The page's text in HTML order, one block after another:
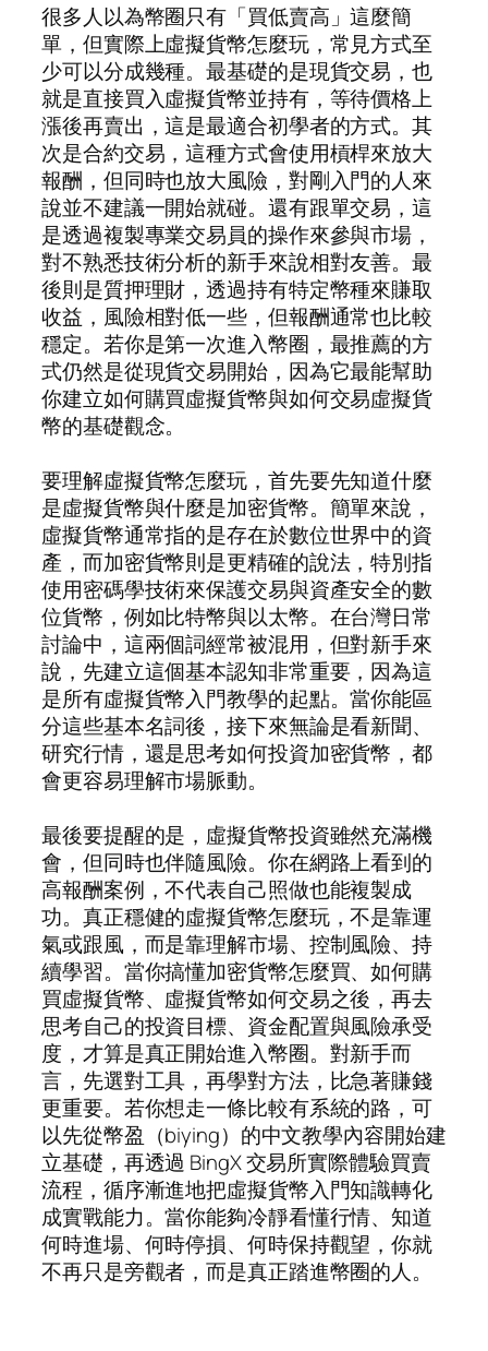
很多人以為幣圈只有「買低賣高」這麼簡
單，但實際上虛擬貨幣怎麼玩，常見方式至
少可以分成幾種。最基礎的是現貨交易，也
就是直接買入虛擬貨幣並持有，等待價格上
漲後再賣出，這是最適合初學者的方式。其
次是合約交易，這種方式會使用槓桿來放大
報酬，但同時也放大風險，對剛入門的人來
說並不建議一開始就碰。還有跟單交易，這
是透過複製專業交易員的操作來參與市場，
對不熟悉技術分析的新手來說相對友善。最
後則是質押理財，透過持有特定幣種來賺取
收益，風險相對低一些，但報酬通常也比較
穩定。若你是第一次進入幣圈，最推薦的方
式仍然是從現貨交易開始，因為它最能幫助
你建立如何購買虛擬貨幣與如何交易虛擬貨
幣的基礎觀念。
要理解虛擬貨幣怎麼玩，首先要先知道什麼
是虛擬貨幣與什麼是加密貨幣。簡單來說，
虛擬貨幣通常指的是存在於數位世界中的資
產，而加密貨幣則是更精確的說法，特別指
使用密碼學技術來保護交易與資產安全的數
位貨幣，例如比特幣與以太幣。在台灣日常
討論中，這兩個詞經常被混用，但對新手來
說，先建立這個基本認知非常重要，因為這
是所有虛擬貨幣入門教學的起點。當你能區
分這些基本名詞後，接下來無論是看新聞、
研究行情，還是思考如何投資加密貨幣，都
會更容易理解市場脈動。
最後要提醒的是，虛擬貨幣投資雖然充滿機
會，但同時也伴隨風險。你在網路上看到的
高報酬案例，不代表自己照做也能複製成
功。真正穩健的虛擬貨幣怎麼玩，不是靠運
氣或跟風，而是靠理解市場、控制風險、持
續學習。當你搞懂加密貨幣怎麼買、如何購
買虛擬貨幣、虛擬貨幣如何交易之後，再去
思考自己的投資目標、資金配置與風險承受
度，才算是真正開始進入幣圈。對新手而
言，先選對工具，再學對方法，比急著賺錢
更重要。若你想走一條比較有系統的路，可
以先從幣盈（biying）的中文教學內容開始建
立基礎，再透過 BingX 交易所實際體驗買賣
流程，循序漸進地把虛擬貨幣入門知識轉化
成實戰能力。當你能夠冷靜看懂行情、知道
何時進場、何時停損、何時保持觀望，你就
不再只是旁觀者，而是真正踏進幣圈的人。